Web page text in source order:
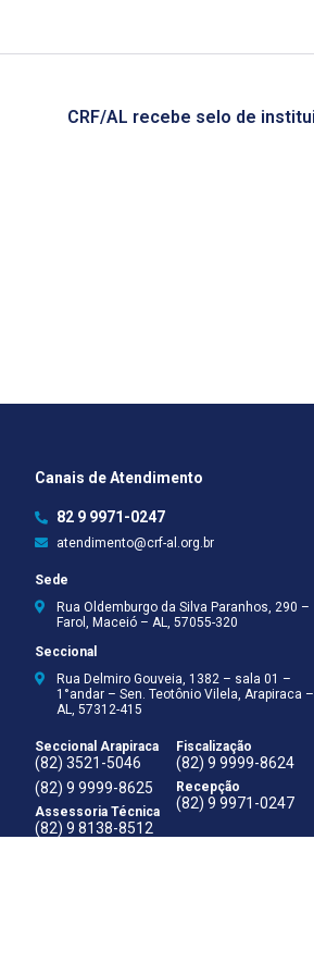
Canais de Atendimento
82 9 9971-0247
atendimento@crf-al.org.br
Sede
Rua Oldemburgo da Silva Paranhos, 290 –
Farol, Maceió – AL, 57055-320
Seccional
Rua Delmiro Gouveia, 1382 – sala 01 –
1°andar – Sen. Teotônio Vilela, Arapiraca –
AL, 57312-415
Seccional Arapiraca
(82) 3521-5046
(82) 9 9999-8625
Assessoria Técnica
(82) 9 8138-8512
Fiscalização
(82) 9 9999-8624
Recepção
(82) 9 9971-0247